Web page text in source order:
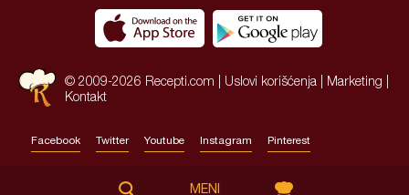
© 2009-2026 Recepti.com | Uslovi korišćenja Marketing
Kontakt
Facebook Twitter Youtube Instagram Pinterest